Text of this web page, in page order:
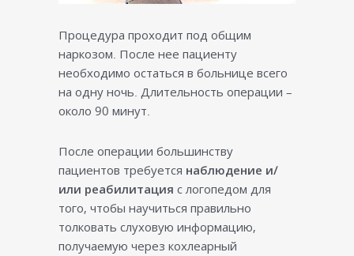
Процедура проходит под общим
наркозом. После нее пациенту
необходимо остаться в больнице всего
на одну ночь. Длительность операции –
около 90 минут.
После операции большинству
пациентов требуется наблюдение и/
или реабилитация с логопедом для
того, чтобы научиться правильно
толковать слуховую информацию,
получаемую через кохлеарный